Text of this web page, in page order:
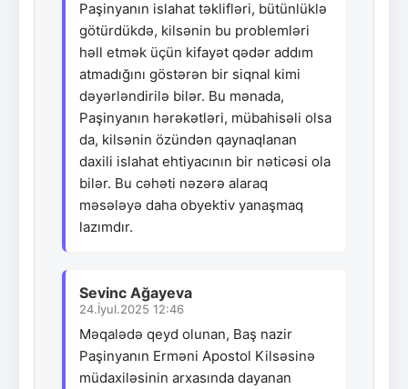
Paşinyanın islahat təklifləri, bütünlüklə
götürdükdə, kilsənin bu problemləri
həll etmək üçün kifayət qədər addım
atmadığını göstərən bir siqnal kimi
dəyərləndirilə bilər. Bu mənada,
Paşinyanın hərəkətləri, mübahisəli olsa
da, kilsənin özündən qaynaqlanan
daxili islahat ehtiyacının bir nəticəsi ola
bilər. Bu cəhəti nəzərə alaraq
məsələyə daha obyektiv yanaşmaq
lazımdır.
Sevinc Ağayeva
24.İyul.2025 12:46
Məqalədə qeyd olunan, Baş nazir
Paşinyanın Erməni Apostol Kilsəsinə
müdaxiləsinin arxasında dayanan